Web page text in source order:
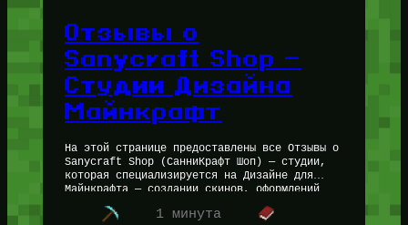
Отзывы о
Sanycraft Shop —
Студии Дизайна
Майнкрафт
На этой странице предоставлены все Отзывы о
Sanycraft Shop (СанниКрафт Шоп) — студии,
которая специализируется на Дизайне для
Майнкрафта — создании скинов, оформлений
для каналов и Minecraft серверов. »
✅Более…
1 минута